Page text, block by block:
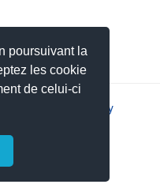
poursuivant la
les cookie
de celui-ci
Privacy policy